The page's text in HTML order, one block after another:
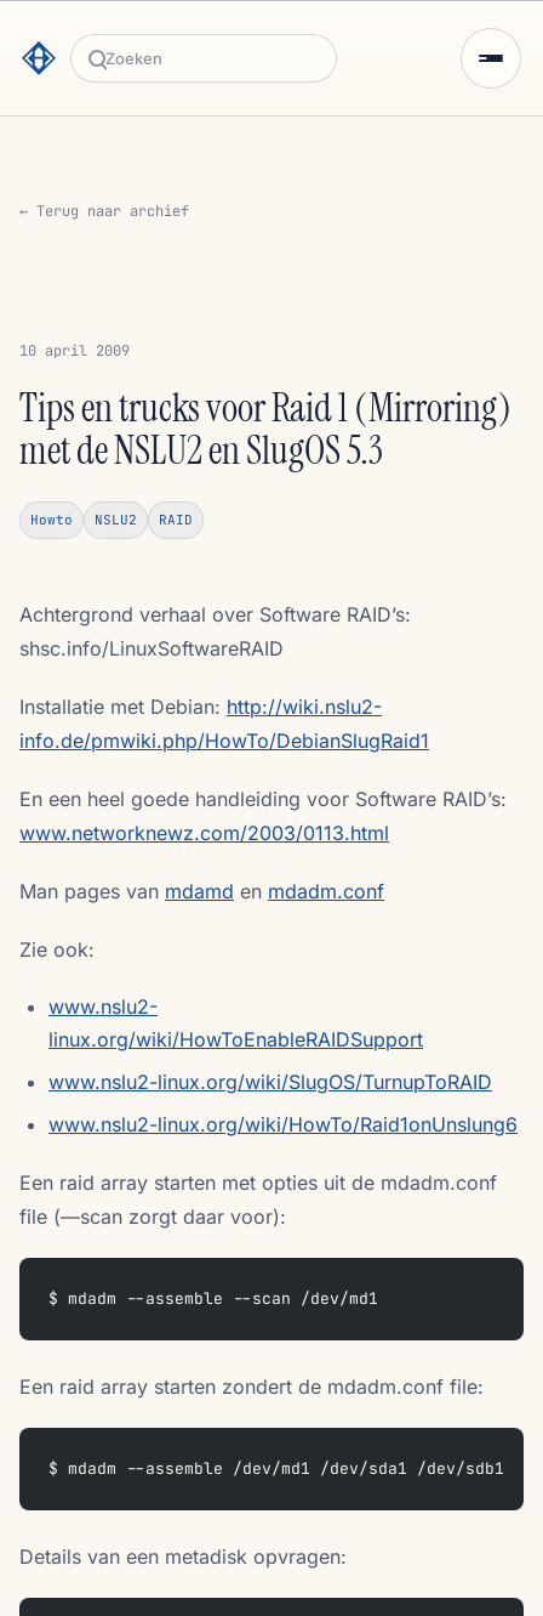
Zoeken
← Terug naar archief
10 april 2009
Tips en trucks voor Raid 1 (Mirroring)
met de NSLU2 en SlugOS 5.3
Howto NSLU2 RAID
Achtergrond verhaal over Software RAID’s:
shsc.info/LinuxSoftwareRAID
Installatie met Debian: http://wiki.nslu2-
info.de/pmwiki.php/HowTo/DebianSlugRaid1
En een heel goede handleiding voor Software RAID’s:
www.networknewz.com/2003/0113.html
Man pages van mdamd en mdadm.conf
Zie ook:
www.nslu2-
linux.org/wiki/HowToEnableRAIDSupport
www.nslu2-linux.org/wiki/SlugOS/TurnupToRAID
www.nslu2-linux.org/wiki/HowTo/Raid1onUnslung6
Een raid array starten met opties uit de mdadm.conf
file (—scan zorgt daar voor):
$ mdadm --assemble --scan /dev/md1
Een raid array starten zondert de mdadm.conf file:
$ mdadm --assemble /dev/md1 /dev/sda1 /dev/sdb1
Details van een metadisk opvragen: